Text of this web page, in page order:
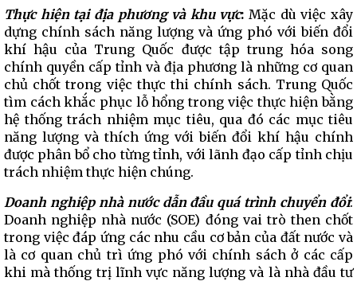
Thực hiện tại địa phương và khu vực:Mặc dù việc xây
dựng chính sách năng lượng và ứng phó với biến đổi
khí hậu của Trung Quốc được tập trung hóa song
chính quyền cấp tỉnh và địa phương là những cơ quan
chủ chốt trong việc thực thi chính sách. Trung Quốc
tìm cách khắc phục lỗ hổng trong việc thực hiện bằng
hệ thống trách nhiệm mục tiêu, qua đó các mục tiêu
năng lượng và thích ứng với biến đổi khí hậu chính
được phân bổ cho từng tỉnh, với lãnh đạo cấp tỉnh chịu
trách nhiệm thực hiện chúng.
Doanh nghiệp nhà nước dẫn đầu quá trình chuyển đổi:
Doanh nghiệp nhà nước (SOE) đóng vai trò then chốt
trong việc đáp ứng các nhu cầu cơ bản của đất nước và
là cơ quan chủ trì ứng phó với chính sách ở các cấp
khi mà thống trị lĩnh vực năng lượng và là nhà đầu tư